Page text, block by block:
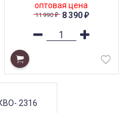
оптовая цена
11 990₽ 8 390₽
2316